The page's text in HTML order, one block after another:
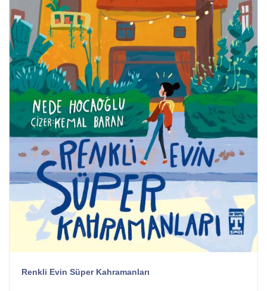
Renkli Evin Süper Kahramanları